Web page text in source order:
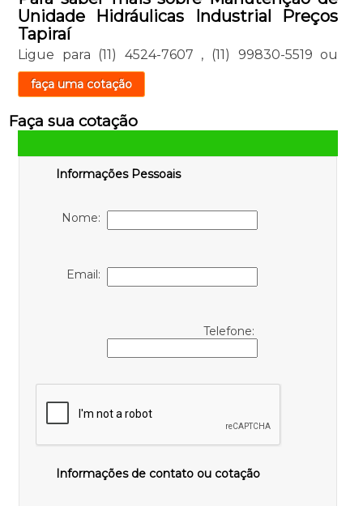
Unidade Hidráulicas Industrial Preços
Tapiraí
Ligue para (11) 4524-7607 , (11) 99830-5519 ou
faça uma cotação
Faça sua cotação
Informações Pessoais
Nome:
Email:
Telefone:
Informações de contato ou cotação